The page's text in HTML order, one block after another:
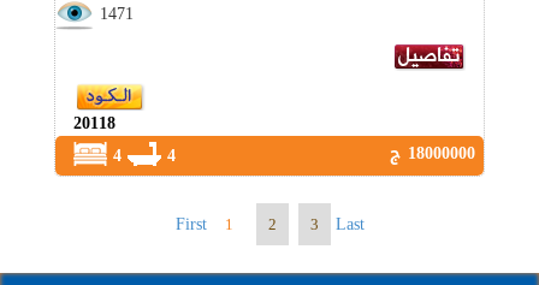
1471
20118
18000000 ج
4
First 1 2 3 Last